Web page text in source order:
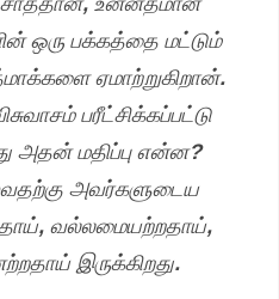
ஒரு பக்கத்தை மட்டும்
ஏமாற்றுகிறான்.
பரீட்சிக்கப்பட்டு
அதன் மதிப்பு என்ன?
அவர்களுடைய
வல்லமையற்றதாய்,
இருக்கிறது.